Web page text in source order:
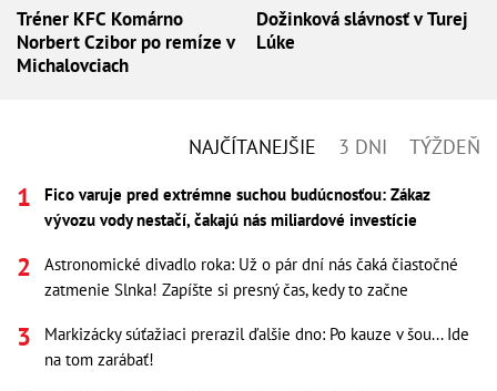
Tréner KFC Komárno
Norbert Czibor po remíze v
Michalovciach
Dožinková slávnosť v Turej
Lúke
NAJČÍTANEJŠIE 3 DNI TÝŽDEŇ
Fico varuje pred extrémne suchou budúcnosťou: Zákaz
vývozu vody nestačí, čakajú nás miliardové investície
Astronomické divadlo roka: Už o pár dní nás čaká čiastočné
zatmenie Slnka! Zapíšte si presný čas, kedy to začne
Markizácky súťažiaci prerazil ďalšie dno: Po kauze v šou... Ide
na tom zarábať!